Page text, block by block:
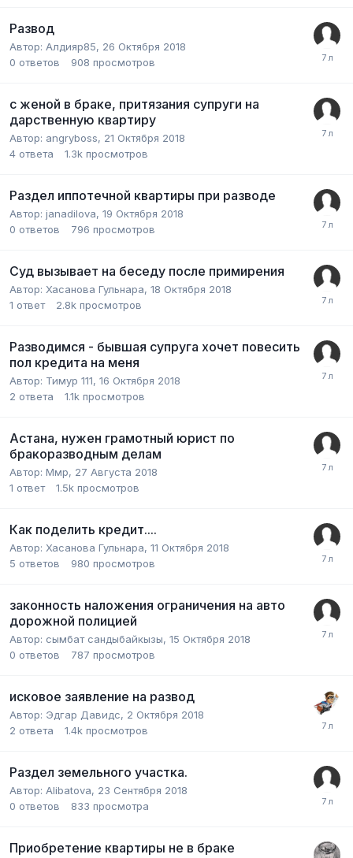
Развод
Автор: Алдияр85, 26 Октября 2018
0 ответов 908 просмотров
с женой в браке, притязания супруги на
дарственную квартиру
Автор: angryboss, 21 Октября 2018
4 ответа 1.3k просмотров
Раздел иппотечной квартиры при разводе
Автор: janadilova, 19 Октября 2018
0 ответов 796 просмотров
Суд вызывает на беседу после примирения
Автор: Хасанова Гульнара, 18 Октября 2018
1 ответ 2.8k просмотров
Разводимся - бывшая супруга хочет повесить
пол кредита на меня
Автор: Тимур 111, 16 Октября 2018
2 ответа 1.1k просмотров
Астана, нужен грамотный юрист по
бракоразводным делам
Автор: Ммр, 27 Августа 2018
1 ответ 1.5k просмотров
Как поделить кредит....
Автор: Хасанова Гульнара, 11 Октября 2018
5 ответов 980 просмотров
законность наложения ограничения на авто
дорожной полицией
Автор: сымбат сандыбайкызы, 15 Октября 2018
0 ответов 787 просмотров
исковое заявление на развод
Автор: Эдгар Давидс, 2 Октября 2018
2 ответа 1.4k просмотров
Раздел земельного участка.
Автор: Alibatova, 23 Сентября 2018
0 ответов 833 просмотра
Приобретение квартиры не в браке